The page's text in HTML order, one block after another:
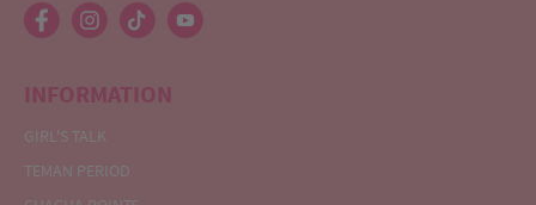
INFORMATION
GIRL'S TALK
TEMAN PERIOD